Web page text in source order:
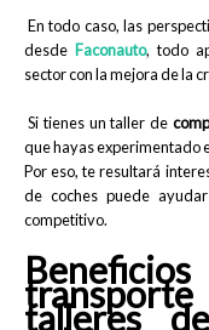
En todo caso, las
desdeFaconauto, todo
sector con la mejora de la
Si tienes un taller de
que hayas experimentado
Por eso, te resultará
de coches puede
competitivo.
talleres